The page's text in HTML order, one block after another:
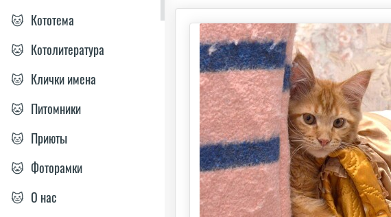
🐱 Кототема
🐱 Котолитература
🐱 Клички имена
🐱 Питомники
🐱 Приюты
🐱 Фоторамки
🐱 О нас